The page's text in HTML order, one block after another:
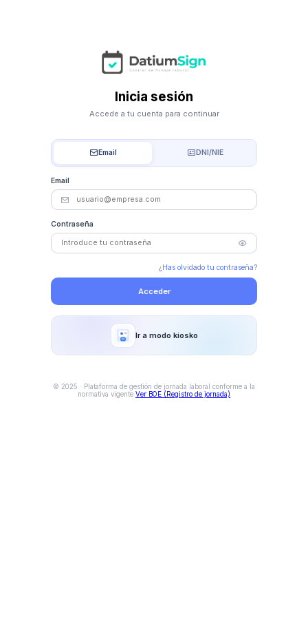
Inicia sesión
Accede a tu cuenta para continuar
Email DNI/NIE
Email
Contraseña
¿Has olvidado tu contraseña?
Acceder
Ir a modo kiosko
© 2025 · Plataforma de gestión de jornada laboral conforme a la
normativa vigente Ver BOE (Registro de jornada)